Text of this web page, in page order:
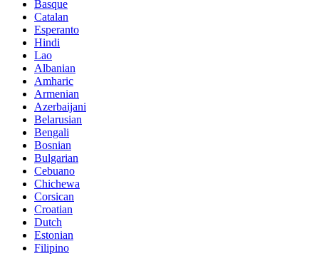
Basque
Catalan
Esperanto
Hindi
Lao
Albanian
Amharic
Armenian
Azerbaijani
Belarusian
Bengali
Bosnian
Bulgarian
Cebuano
Chichewa
Corsican
Croatian
Dutch
Estonian
Filipino